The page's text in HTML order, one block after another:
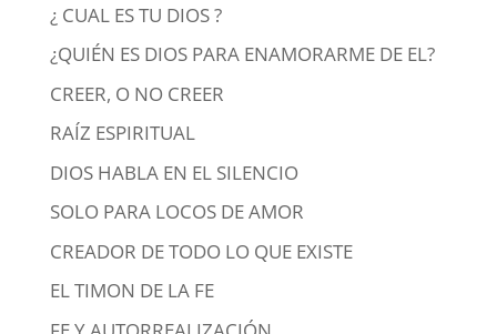
¿ CUAL ES TU DIOS ?
¿QUIÉN ES DIOS PARA ENAMORARME DE EL?
CREER, O NO CREER
RAÍZ ESPIRITUAL
DIOS HABLA EN EL SILENCIO
SOLO PARA LOCOS DE AMOR
CREADOR DE TODO LO QUE EXISTE
EL TIMON DE LA FE